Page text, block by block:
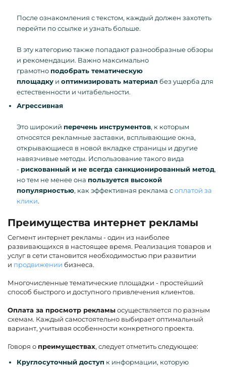
После ознакомления с текстом, каждый должен захотеть
перейти по ссылке и узнать больше.
В эту категорию также попадают разнообразные обзоры
и рекомендации. Важно максимально
грамотно подобрать тематическую
площадку и оптимизировать материал без ущерба для
естественности и читабельности.
Агрессивная
Это широкий перечень инструментов, к которым
относятся рекламные заставки, всплывающие окна,
открывающиеся в новой вкладке страницы и другие
навязчивые методы. Использование такого вида
- рискованный и не всегда санкционированный метод,
но тем не менее она пользуется высокой
популярностью, как эффективная реклама соплатой за
клики.
Преимущества интернет рекламы
Сегмент интернет рекламы - один из наиболее
развивающихся в настоящее время. Реализация товаров и
услуг в сети становится необходимостью при развитии
и продвижении бизнеса.
Многочисленные тематические площадки - простейший
способ быстрого и доступного привлечения клиентов.
Оплата за просмотр рекламыосуществляется по разным
схемам. Каждый самостоятельно выбирает оптимальный
вариант, учитывая особенности конкретного проекта.
Говоря о преимуществах, следует отметить следующее:
Круглосуточный доступ к информации, которую